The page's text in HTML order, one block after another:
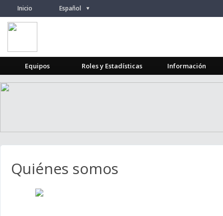
Inicio Español /
Equipos Roles y Estadísticas Información
Quiénes somos